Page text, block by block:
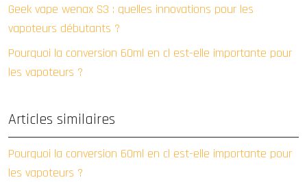
Geek vape wenax S3 : quelles innovations pour les
vapoteurs débutants ?
Pourquoi la conversion 60ml en cl est-elle importante pour
les vapoteurs ?
Articles similaires
Pourquoi la conversion 60ml en cl est-elle importante pour
les vapoteurs ?